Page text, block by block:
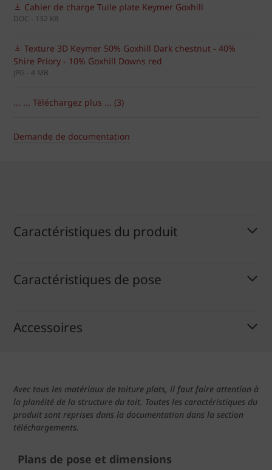
Cahier de charge Tuile plate Keymer Goxhill
DOC - 132 KB
Texture 3D Keymer 50% Goxhill Dark chestnut - 40%
Shire Priory - 10% Goxhill Downs red
JPG - 4 MB
... ... Téléchargez plus ... (3)
Demande de documentation
Caractéristiques du produit
Caractéristiques de pose
Accessoires
Avec tous les matériaux de toiture plats, il faut faire attention à
la planéité de la structure du toit. Toutes les caractéristiques du
produit sont reprises dans la documentation dans la section
téléchargements.
Plans de pose et dimensions